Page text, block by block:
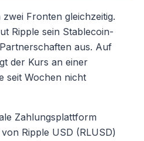
Fronten gleichzeitig.
Ripple sein Stablecoin-
aus. Auf
der Kurs an einer
seit Wochen nicht
Zahlungsplattform
Ripple USD (RLUSD)